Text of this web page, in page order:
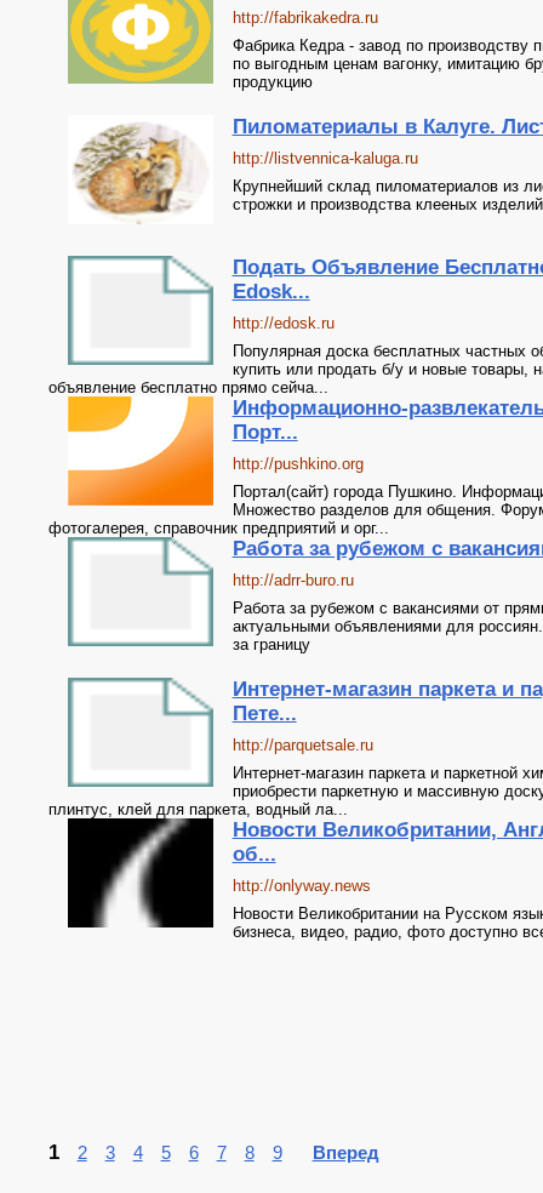
http://fabrikakedra.ru
Фабрика Кедра - завод по производству
по выгодным ценам вагонку, имитацию
продукцию
Пиломатериалы в Калуге.
http://listvennica-kaluga.ru
Крупнейший склад пиломатериалов из
строжки и производства клееных изделий
Подать Объявление
Edosk...
http://edosk.ru
Популярная доска бесплатных частных
купить или продать б/у и новые товары,
объявление бесплатно прямо сейча...
Информационно-
Порт...
http://pushkino.org
Портал(сайт) города Пушкино.
Множество разделов для общения.
фотогалерея, справочник предприятий и орг...
Работа за рубежом с
http://adrr-buro.ru
Работа за рубежом с вакансиями от
актуальными объявлениями для
за границу
Интернет-магазин паркета и
Пете...
http://parquetsale.ru
Интернет-магазин паркета и паркетной
приобрести паркетную и массивную
плинтус, клей для паркета, водный ла...
Новости Великобритании,
об...
http://onlyway.news
Новости Великобритании на Русском
бизнеса, видео, радио, фото доступно
1 2 3 4 5 6 7 8 9 Вперед